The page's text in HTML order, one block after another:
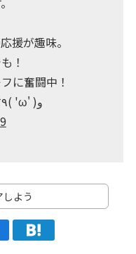
援が趣味。
！
に奮闘中！
ピンク色の髪の毛が特徴です٩( 'ω' )و
よう